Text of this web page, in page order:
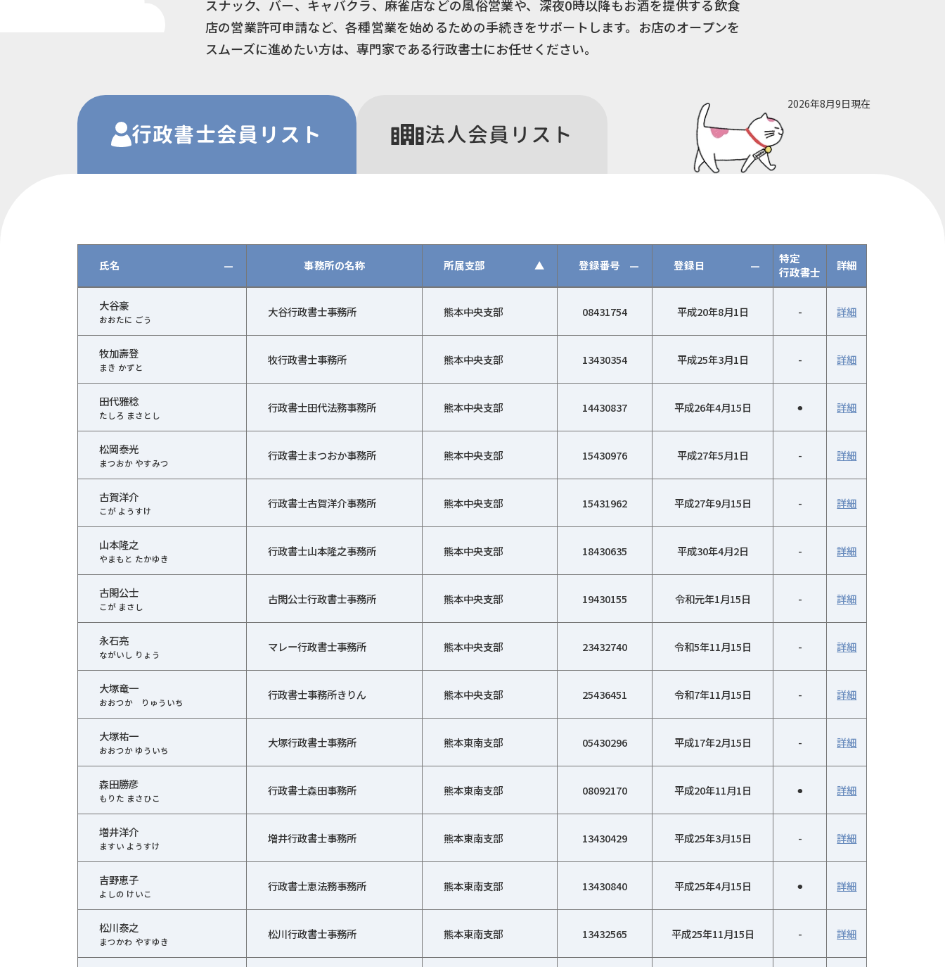
スナック、バー、キャバクラ、麻雀店などの風俗営業や、深夜0時以降もお酒を提供する飲食
店の営業許可申請など、各種営業を始めるための手続きをサポートします。お店のオープンを
スムーズに進めたい方は、専門家である行政書士にお任せください。
2026年8月9日現在
行政書士会員リスト 法人会員リスト
行政書士会員の一覧（氏名、事務所の名称、行政書士会、登録番号、登録日、特定行政書士、詳細）
氏名 — 事務所の名称 所属支部 ▲ 登録番号 — 登録日 —
特定
行政書士
詳細
大谷豪
おおたに ごう
大谷行政書士事務所 熊本中央支部 08431754 平成20年8月1日 - 詳細
牧加壽登
まき かずと
牧行政書士事務所 熊本中央支部 13430354 平成25年3月1日 - 詳細
田代雅稔
たしろ まさとし
行政書士田代法務事務所 熊本中央支部 14430837 平成26年4月15日 ⚫︎ 詳細
松岡泰光
まつおか やすみつ
行政書士まつおか事務所 熊本中央支部 15430976 平成27年5月1日 - 詳細
古賀洋介
こが ようすけ
行政書士古賀洋介事務所 熊本中央支部 15431962 平成27年9月15日 - 詳細
山本隆之
やまもと たかゆき
行政書士山本隆之事務所 熊本中央支部 18430635 平成30年4月2日 - 詳細
古閑公士
こが まさし
古閑公士行政書士事務所 熊本中央支部 19430155 令和元年1月15日 - 詳細
永石亮
ながいし りょう
マレー行政書士事務所 熊本中央支部 23432740 令和5年11月15日 - 詳細
大塚竜一
おおつか りゅういち
行政書士事務所きりん 熊本中央支部 25436451 令和7年11月15日 - 詳細
大塚祐一
おおつか ゆういち
大塚行政書士事務所 熊本東南支部 05430296 平成17年2月15日 - 詳細
森田勝彦
もりた まさひこ
行政書士森田事務所 熊本東南支部 08092170 平成20年11月1日 ⚫︎ 詳細
増井洋介
ますい ようすけ
増井行政書士事務所 熊本東南支部 13430429 平成25年3月15日 - 詳細
吉野恵子
よしの けいこ
行政書士恵法務事務所 熊本東南支部 13430840 平成25年4月15日 ⚫︎ 詳細
松川泰之
まつかわ やすゆき
松川行政書士事務所 熊本東南支部 13432565 平成25年11月15日 - 詳細